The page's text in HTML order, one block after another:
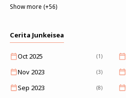
Show more (+56)
Cerita Junkeisea
Oct 2025 (1)
Nov 2023 (3)
Sep 2023 (8)